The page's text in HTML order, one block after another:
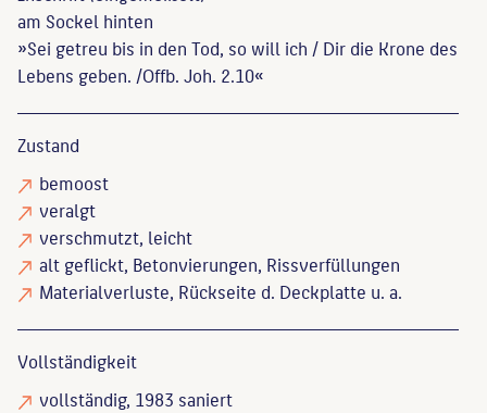
am Sockel hinten
»Sei getreu bis in den Tod, so will ich / Dir die Krone des
Lebens geben. /Offb. Joh. 2.10«
Zustand
bemoost
veralgt
verschmutzt, leicht
alt geflickt, Betonvierungen, Rissverfüllungen
Materialverluste, Rückseite d. Deckplatte u. a.
Vollständigkeit
vollständig, 1983 saniert